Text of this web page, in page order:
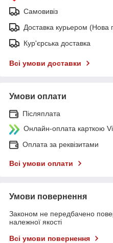
Самовивіз
Доставка курьером (Нова
Кур'єрська доставка
Всі умови доставки
Умови оплати
Післяплата
Онлайн-оплата карткою
Оплата за реквізитами
Всі умови оплати
Умови повернення
Законом не передбачено
належної якості
Всі умови повернення